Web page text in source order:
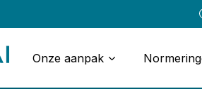
Onze aanpak